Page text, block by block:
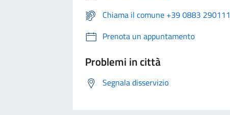
Chiama il comune +39 0883 290111
Prenota un appuntamento
Problemi in città
Segnala disservizio